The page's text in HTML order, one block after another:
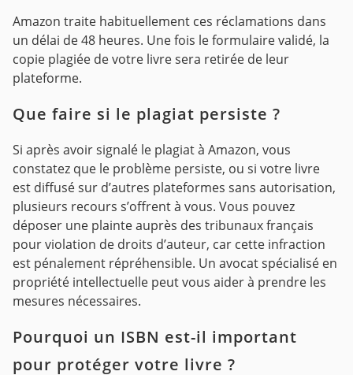
Amazon traite habituellement ces réclamations dans
un délai de 48 heures. Une fois le formulaire validé, la
copie plagiée de votre livre sera retirée de leur
plateforme.
Que faire si le plagiat persiste ?
Si après avoir signalé le plagiat à Amazon, vous
constatez que le problème persiste, ou si votre livre
est diffusé sur d’autres plateformes sans autorisation,
plusieurs recours s’offrent à vous. Vous pouvez
déposer une plainte auprès des tribunaux français
pour violation de droits d’auteur, car cette infraction
est pénalement répréhensible. Un avocat spécialisé en
propriété intellectuelle peut vous aider à prendre les
mesures nécessaires.
Pourquoi un ISBN est-il important
pour protéger votre livre ?